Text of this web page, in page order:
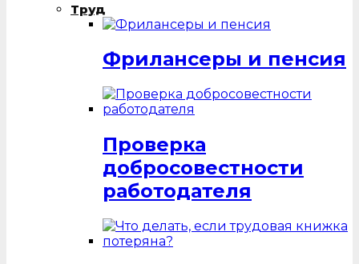
Труд
Фрилансеры и пенсия
Проверка
добросовестности
работодателя